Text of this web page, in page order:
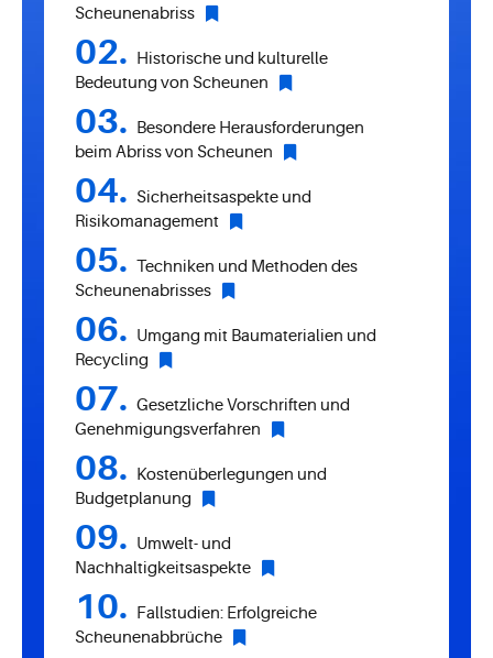
Scheunenabriss
Historische und kulturelle
Bedeutung von Scheunen
Besondere Herausforderungen
beim Abriss von Scheunen
Sicherheitsaspekte und
Risikomanagement
Techniken und Methoden des
Scheunenabrisses
Umgang mit Baumaterialien und
Recycling
Gesetzliche Vorschriften und
Genehmigungsverfahren
Kostenüberlegungen und
Budgetplanung
Umwelt- und
Nachhaltigkeitsaspekte
Fallstudien: Erfolgreiche
Scheunenabbrüche